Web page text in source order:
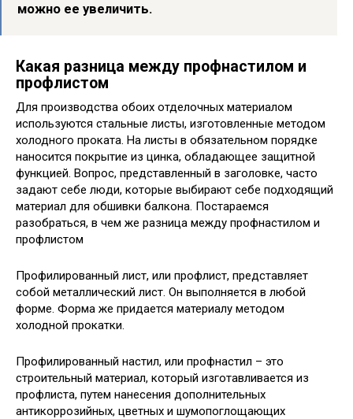
можно ее увеличить.
Какая разница между профнастилом и
профлистом
Для производства обоих отделочных материалом
используются стальные листы, изготовленные методом
холодного проката. На листы в обязательном порядке
наносится покрытие из цинка, обладающее защитной
функцией. Вопрос, представленный в заголовке, часто
задают себе люди, которые выбирают себе подходящий
материал для обшивки балкона. Постараемся
разобраться, в чем же разница между профнастилом и
профлистом
Профилированный лист, или профлист, представляет
собой металлический лист. Он выполняется в любой
форме. Форма же придается материалу методом
холодной прокатки.
Профилированный настил, или профнастил – это
строительный материал, который изготавливается из
профлиста, путем нанесения дополнительных
антикоррозийных, цветных и шумопоглощающих